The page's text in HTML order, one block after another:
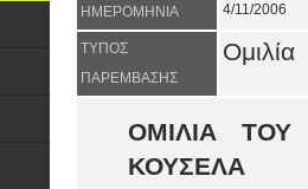
ΗΜΕΡΟΜΗΝΙΑ 4/11/2006
ΤΥΠΟΣ
ΠΑΡΕΜΒΑΣΗΣ
Ομιλία
ΟΜΙΛΙΑ
ΚΟΥΣΕΛΑ